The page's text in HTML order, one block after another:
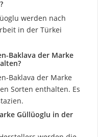
werden nach
in der Türkei
Baklava der Marke
Baklava der Marke
Sorten enthalten. Es
Güllüoglu in der